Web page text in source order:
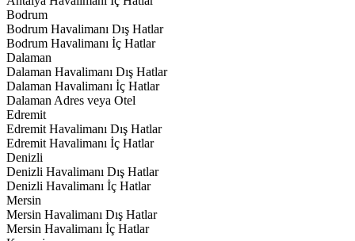
Bodrum
Bodrum Havalimanı Dış Hatlar
Bodrum Havalimanı İç Hatlar
Dalaman
Dalaman Havalimanı Dış Hatlar
Dalaman Havalimanı İç Hatlar
Dalaman Adres veya Otel
Edremit
Edremit Havalimanı Dış Hatlar
Edremit Havalimanı İç Hatlar
Denizli
Denizli Havalimanı Dış Hatlar
Denizli Havalimanı İç Hatlar
Mersin
Mersin Havalimanı Dış Hatlar
Mersin Havalimanı İç Hatlar